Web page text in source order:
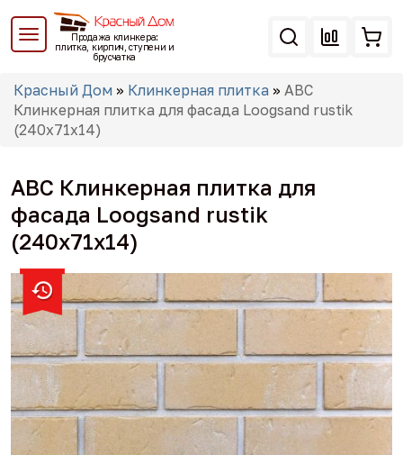
Перейти
основному
Продажа клинкера:
плитка, кирпич, ступени и
брусчатка
Вы
здесь
Красный Дом » Клинкерная плитка » ABC
Клинкерная плитка для фасада Loogsand rustik
(240х71х14)
ABC Клинкерная плитка для
фасада Loogsand rustik
(240х71х14)